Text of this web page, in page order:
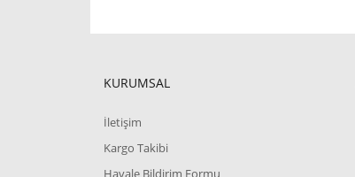
KURUMSAL
İletişim
Kargo Takibi
Havale Bildirim Formu